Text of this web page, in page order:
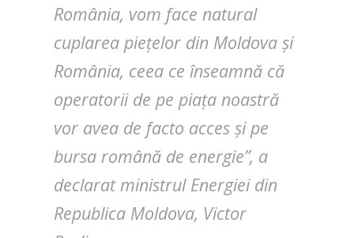
România, vom face natural
cuplarea piețelor din Moldova și
România, ceea ce înseamnă că
operatorii de pe piața noastră
vor avea de facto acces și pe
bursa română de energie”, a
declarat ministrul Energiei din
Republica Moldova, Victor